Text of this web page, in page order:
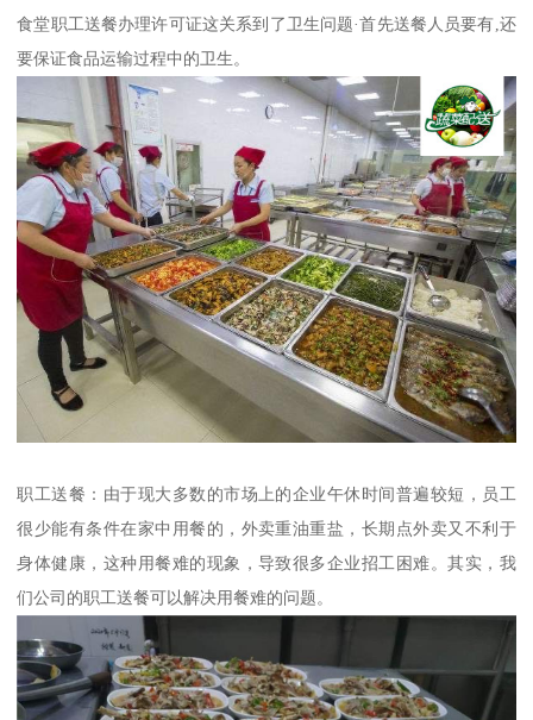
食堂职工送餐办理许可证这关系到了卫生问题·首先送餐人员要有,还
要保证食品运输过程中的卫生。
职工送餐：由于现大多数的市场上的企业午休时间普遍较短，员工
很少能有条件在家中用餐的，外卖重油重盐，长期点外卖又不利于
身体健康，这种用餐难的现象，导致很多企业招工困难。其实，我
们公司的职工送餐可以解决用餐难的问题。